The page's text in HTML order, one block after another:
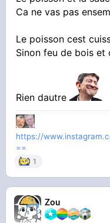
Ca ne vas pas
Le poisson cest
Sinon feu de bois et
Rien dautre
https://
==
1
Zou